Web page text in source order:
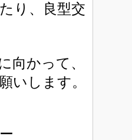
り、良型交
向かって、
いします。